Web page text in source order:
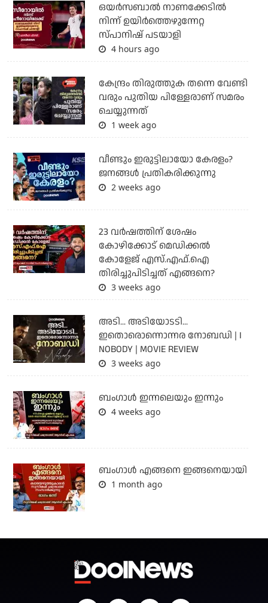
ഒയര്‍സബാൽ നാണക്കേടിൽ
നിന്ന് ഉയിർത്തെഴുന്നേറ്റ
സ്പാനിഷ് പടയാളി
4 hours ago
കേന്ദ്രം തിരുത്തുക തന്നെ വേണ്ടി
വരും പുതിയ പിള്ളേരാണ് സമരം
ചെയ്യുന്നത്
1 week ago
വീണ്ടും ഇരുട്ടിലായോ കേരളം?
ജനങ്ങൾ പ്രതികരിക്കുന്നു
2 weeks ago
23 വർഷത്തിന് ശേഷം
കോഴിക്കോട് മെഡിക്കൽ
കോളേജ് എസ്.എഫ്.ഐ
തിരിച്ചുപിടിച്ചത് എങ്ങനെ?
3 weeks ago
അടി... അടിയോടടി...
ഇതൊരൊന്നൊന്നര നോബഡി | I
NOBODY | MOVIE REVIEW
3 weeks ago
ബംഗാള്‍ ഇന്നലെയും ഇന്നും
4 weeks ago
ബം​ഗാൾ എങ്ങനെ ഇങ്ങനെയായി
1 month ago